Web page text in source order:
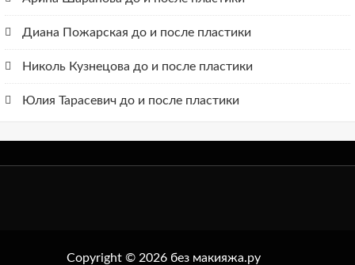
Диана Пожарская до и после пластики
Николь Кузнецова до и после пластики
Юлия Тарасевич до и после пластики
Copyright © 2026 без макияжа.ру